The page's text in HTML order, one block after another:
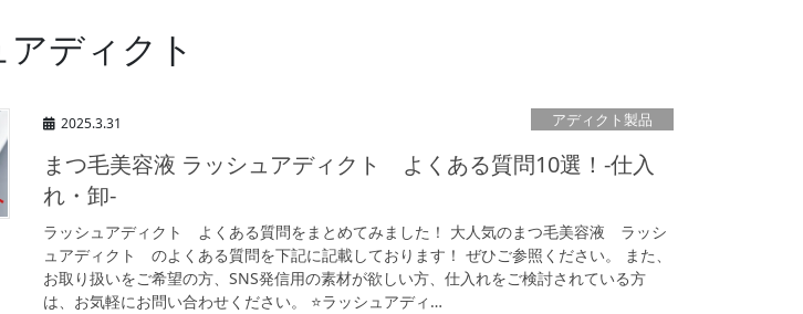
ディクト
2025.3.31 アディクト製品
まつ毛美容液 ラッシュアディクト よくある質問10選！-仕入
れ・卸-
ラッシュアディクト よくある質問をまとめてみました！ 大人気のまつ毛美容液 ラッシ
ュアディクト のよくある質問を下記に記載しております！ ぜひご参照ください。 また、
お取り扱いをご希望の方、SNS発信用の素材が欲しい方、仕入れをご検討されている方
は、お気軽にお問い合わせください。 ⭐️ラッシュアディ…